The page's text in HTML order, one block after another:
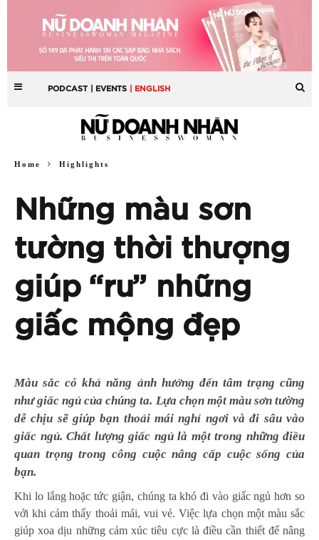
PODCAST | EVENTS | ENGLISH
Home Highlights
Những màu sơn
tường thời thượng
giúp “ru” những
giấc mộng đẹp
Màu sắc có khả năng ảnh hưởng đến tâm trạng cũng
như giấc ngủ của chúng ta. Lựa chọn một màu sơn tường
dễ chịu sẽ giúp bạn thoải mái nghỉ ngơi và đi sâu vào
giấc ngủ. Chất lượng giấc ngủ là một trong những điều
quan trọng trong công cuộc nâng cấp cuộc sống của
bạn.
Khi lo lắng hoặc tức giận, chúng ta khó đi vào giấc ngủ hơn so
với khi cảm thấy thoải mái, vui vẻ. Việc lựa chọn một màu sắc
giúp xoa dịu những cảm xúc tiêu cực là điều cần thiết để nâng